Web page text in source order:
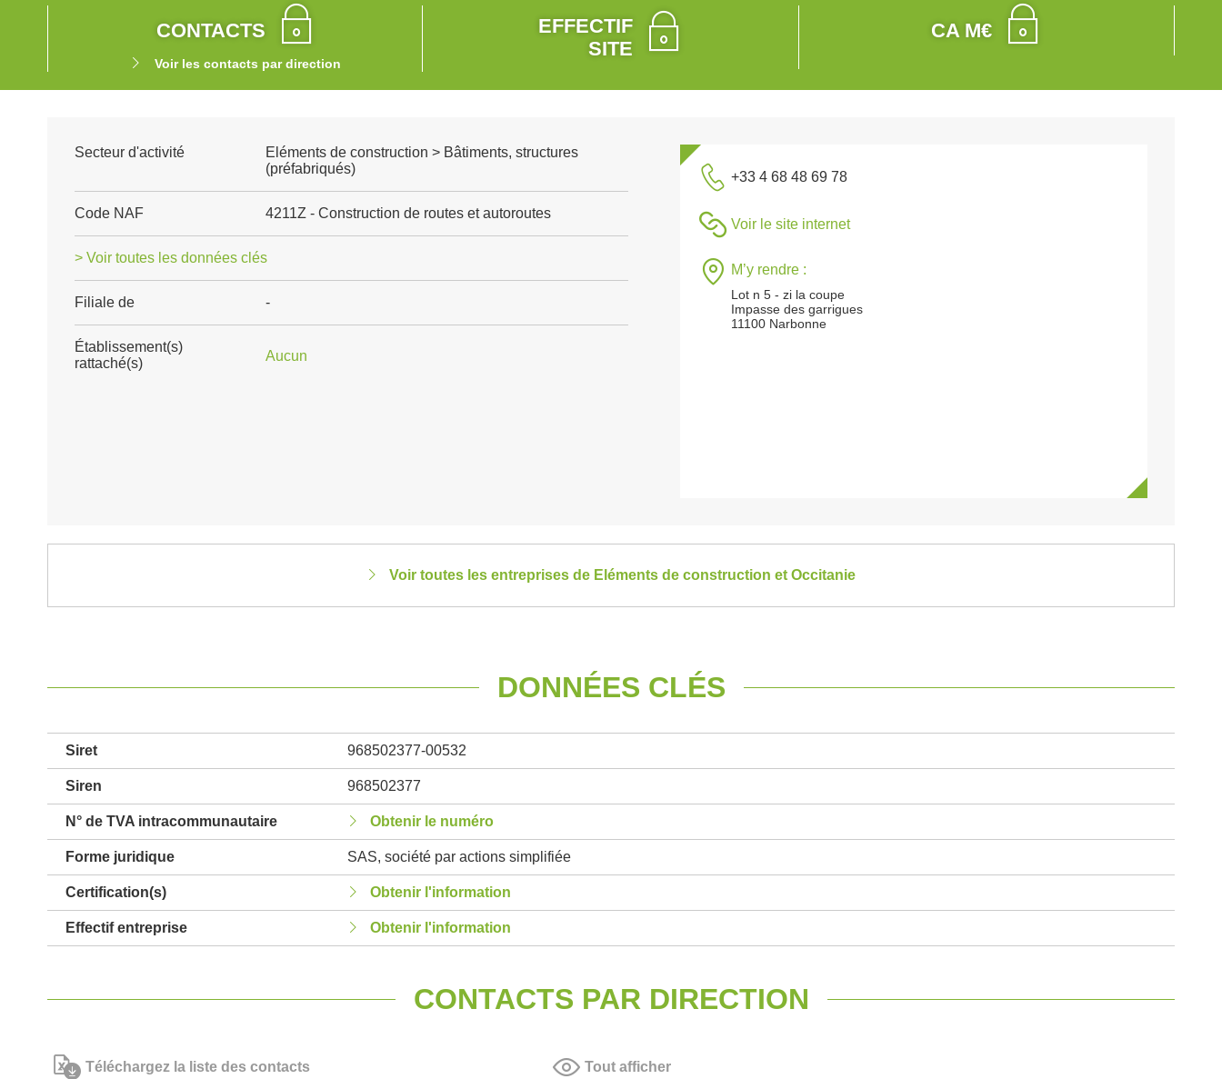
CONTACTS
Voir les contacts par direction
EFFECTIF
SITE
CA M€
Secteur d'activité
Eléments de construction > Bâtiments, structures
(préfabriqués)
Code NAF 4211Z - Construction de routes et autoroutes
> Voir toutes les données clés
Filiale de -
Établissement(s)
rattaché(s)
Aucun
+33 4 68 48 69 78
Voir le site internet
M’y rendre :
Lot n 5 - zi la coupe
Impasse des garrigues
11100 Narbonne
Voir toutes les entreprises de Eléments de construction et Occitanie
DONNÉES CLÉS
Siret 968502377-00532
Siren 968502377
N° de TVA intracommunautaire Obtenir le numéro
Forme juridique SAS, société par actions simplifiée
Certification(s) Obtenir l'information
Effectif entreprise Obtenir l'information
CONTACTS PAR DIRECTION
Téléchargez la liste des contacts Tout afficher